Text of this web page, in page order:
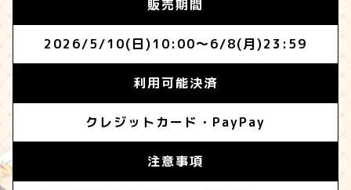
販売期間
2026/5/10(日)10:00～6/8(月)23:59
利用可能決済
クレジットカード・PayPay
注意事項